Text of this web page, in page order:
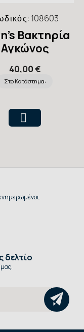
108603
Βακτηρία
Αγκώνος
Με
Λαβή
40,00 €
Στο Κατάστημα:
δελτίο